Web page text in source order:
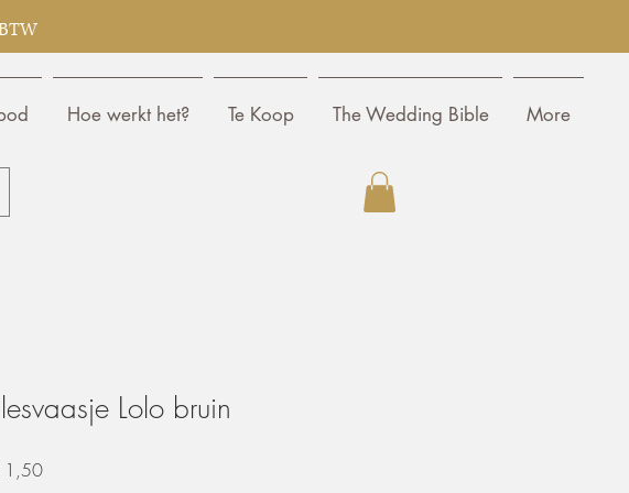
Hoe werkt het? Te Koop The Wedding Bible More
Lolo bruin
1,50Prijs